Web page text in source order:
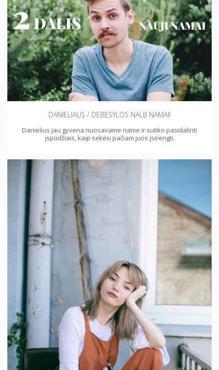
DANIELIAUS / DEBESYLOS NAUJI NAMAI!
Danielius jau gyvena nuosavame name ir sutiko pasidalinti
įspūdžiais, kaip sekėsi pačiam juos įsirengti.